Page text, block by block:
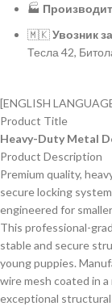
🏭
🇲🇰Увозник
Тесла 42,
[ENGLISH
Product Title
Heavy-Duty Metal
Product Description
Premium quality,
secure locking
engineered for
This professional-
stable and secure
young puppies.
wire mesh coated in
exceptional